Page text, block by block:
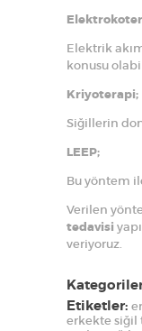
Elektrik
konusu
Kriyoterapi;
Siğillerin
LEEP;
Bu yöntem
Verilen
tedavisi
veriyoruz.
Etiketler:
erkekte siğil